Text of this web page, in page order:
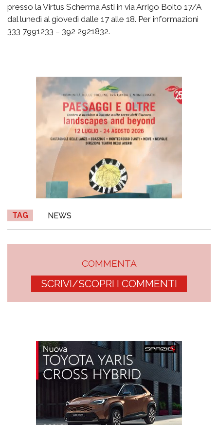
presso la Virtus Scherma Asti in via Arrigo Boito 17/A
dal lunedì al giovedì dalle 17 alle 18. Per informazioni
333 7991233 – 392 2921832.
TAG NEWS
COMMENTA
SCRIVI/SCOPRI I COMMENTI